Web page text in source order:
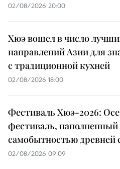
02/08/2026 20:00
Хюэ вошел в число
направлений Азии для
с традиционной кухней
02/08/2026 18:00
Фестиваль Хюэ-2026:
фестиваль, наполненный
самобытностью древней
02/08/2026 09:09